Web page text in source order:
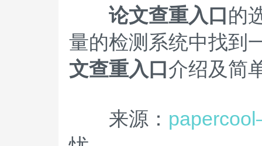
论文查重入口的
量的检测系统中找到
文查重入口介绍及简
来源：